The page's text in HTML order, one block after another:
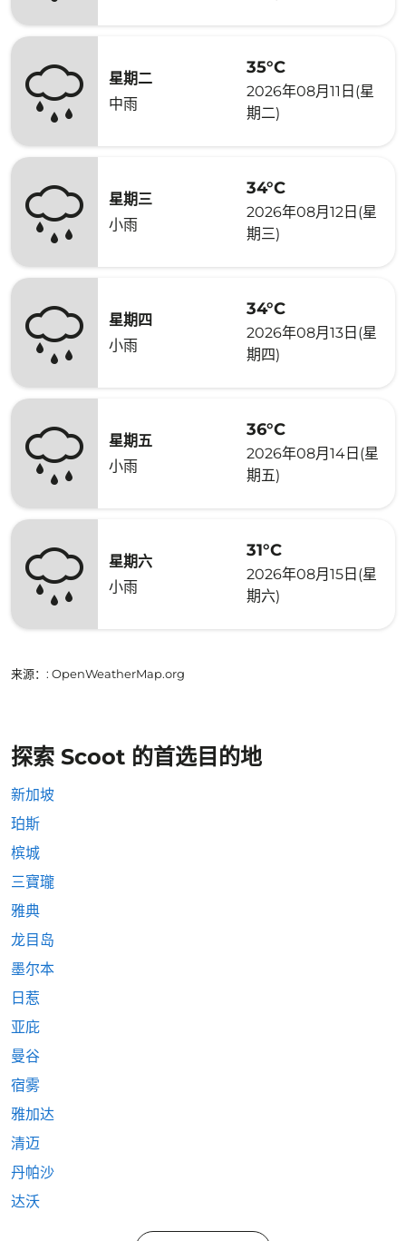
星期二
中雨
35°C
2026年08月11日(星
期二)
星期三
小雨
34°C
2026年08月12日(星
期三)
星期四
小雨
34°C
2026年08月13日(星
期四)
星期五
小雨
36°C
2026年08月14日(星
期五)
星期六
小雨
31°C
2026年08月15日(星
期六)
来源： : OpenWeatherMap.org
探索 Scoot 的首选目的地
新加坡
珀斯
槟城
三寶瓏
雅典
龙目岛
墨尔本
日惹
亚庇
曼谷
宿雾
雅加达
清迈
丹帕沙
达沃